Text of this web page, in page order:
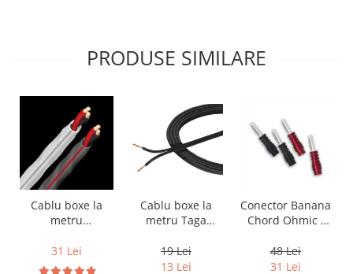
PRODUSE SIMILARE
Cablu boxe la
metru
DB 16/2,
conductor cupru
31 Lei
Cablu boxe la
metru Taga
14B, 2 x 2mm
19 Lei
13 Lei
Conector Banana
Chord Ohmic -
48 Lei
31 Lei